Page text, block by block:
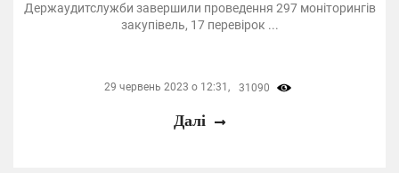
Держаудитслужби завершили проведення 297 моніторингів
закупівель, 17 перевірок ...
29 червень 2023 о 12:31, 31090
Далі